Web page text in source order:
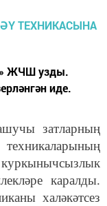
ЖЧШ узды.
иде.
затларның
куркынычсызлык
каралды.
халәкәтсез